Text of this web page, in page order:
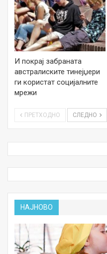
И покрај забраната
австралиските тинејџери
ги користат социјалните
мрежи
ПРЕТХОДНО СЛЕДНО
НАЈНОВО